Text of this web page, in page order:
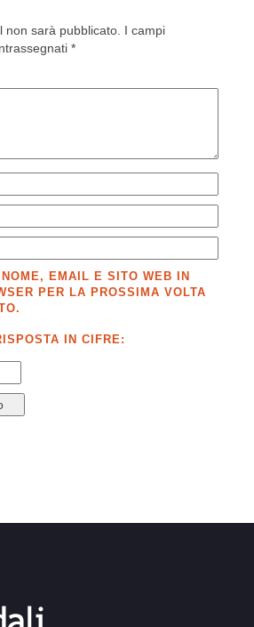
non sarà pubblicato. I campi
*
EMAIL E SITO WEB IN
PER LA PROSSIMA VOLTA
IN CIFRE: